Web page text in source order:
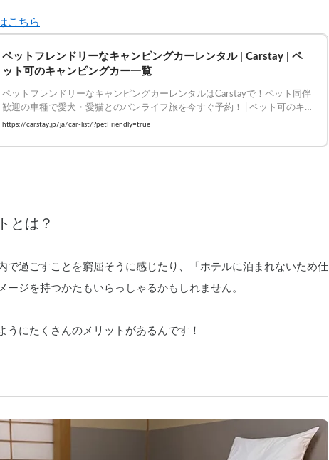
こちら
ペットフレンドリーなキャンピングカーレンタル | Carstay | ペ
ット可のキャンピングカー一覧
ペットフレンドリーなキャンピングカーレンタルはCarstayで！ペット同伴
歓迎の車種で愛犬・愛猫とのバンライフ旅を今すぐ予約！ | ペット可のキ
ャンピングカー一覧
https://carstay.jp/ja/car-list/?petFriendly=true
とは？
で過ごすことを窮屈そうに感じたり、「ホテルに泊まれないため仕
ジを持つかたもいらっしゃるかもしれません。
うにたくさんのメリットがあるんです！